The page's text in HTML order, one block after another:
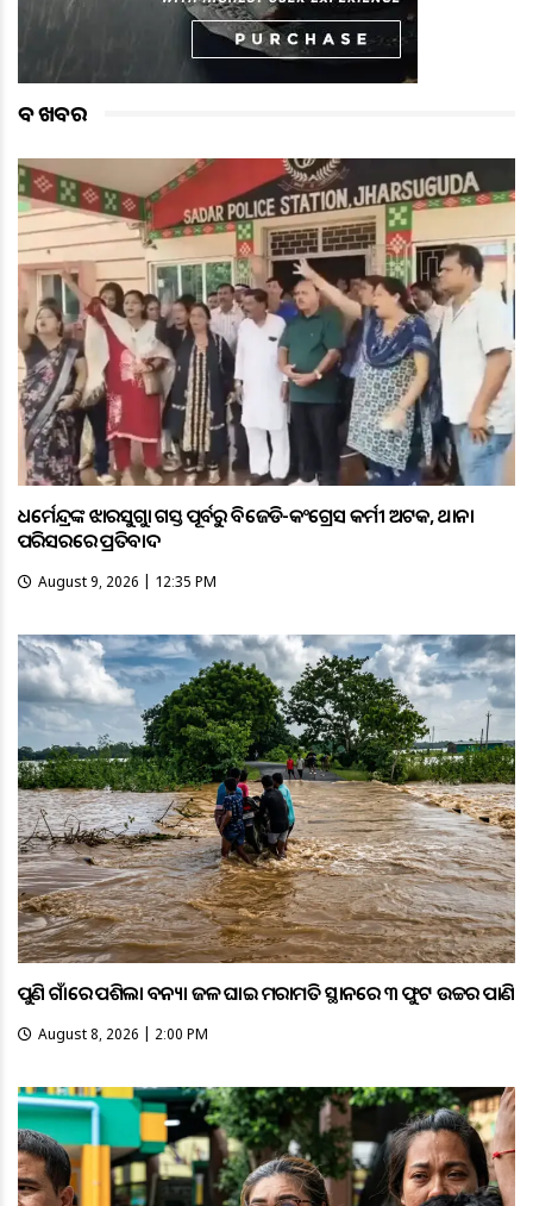
ବଡ ଖବର
ଧର୍ମେନ୍ଦ୍ରଙ୍କ ଝାରସୁଗୁଡ଼ା ଗସ୍ତ ପୂର୍ବରୁ ବିଜେଡି-କଂଗ୍ରେସ କର୍ମୀ ଅଟକ, ଥାନା
ପରିସରରେ ପ୍ରତିବାଦ
August 9, 2026 | 12:35 PM
ପୁଣି ଗାଁରେ ପଶିଲା ବନ୍ୟା ଜଳ ଘାଇ ମରାମତି ସ୍ଥାନରେ ୩ ଫୁଟ ଉଚ୍ଚର ପାଣି
August 8, 2026 | 2:00 PM